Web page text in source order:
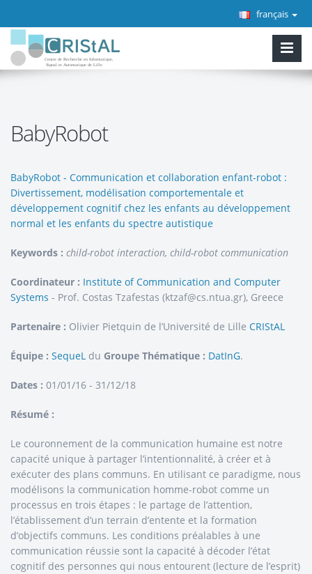
français
BabyRobot
BabyRobot - Communication et collaboration enfant-robot :
Divertissement, modélisation comportementale et
développement cognitif chez les enfants au développement
normal et les enfants du spectre autistique
Keywords : child-robot interaction, child-robot communication
Coordinateur : Institute of Communication and Computer
Systems - Prof. Costas Tzafestas (ktzaf@cs.ntua.gr), Greece
Partenaire : Olivier Pietquin de l’Université de Lille CRIStAL
Équipe : SequeL du Groupe Thématique : DatInG.
Dates : 01/01/16 - 31/12/18
Résumé :
Le couronnement de la communication humaine est notre
capacité unique à partager l’intentionnalité, à créer et à
exécuter des plans communs. En utilisant ce paradigme, nous
modélisons la communication homme-robot comme un
processus en trois étapes : le partage de l’attention,
l’établissement d’un terrain d’entente et la formation
d’objectifs communs. Les conditions préalables à une
communication réussie sont la capacité à décoder l’état
cognitif des personnes qui nous entourent (lecture de l’esprit)